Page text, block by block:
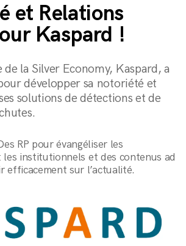
et Relations
Kaspard !
de la Silver Economy, Kaspard, a
développer sa notoriété et
solutions de détections et de
RP pour évangéliser les
les institutionnels et des contenus ad
efficacement sur l’actualité.